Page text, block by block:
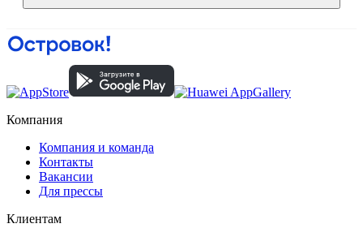
Компания
Компания и команда
Контакты
Вакансии
Для прессы
Клиентам